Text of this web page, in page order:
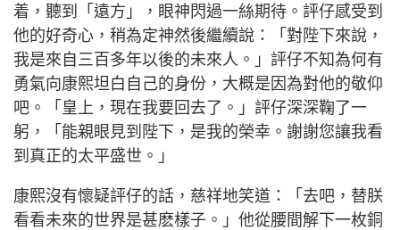
着，聽到「遠方」，眼神閃過一絲期待。評仔感受到
他的好奇心，稍為定神然後繼續說：「對陛下來說，
我是來自三百多年以後的未來人。」評仔不知為何有
勇氣向康熙坦白自己的身份，大概是因為對他的敬仰
吧。「皇上，現在我要回去了。」評仔深深鞠了一
躬，「能親眼見到陛下，是我的榮幸。謝謝您讓我看
到真正的太平盛世。」
康熙沒有懷疑評仔的話，慈祥地笑道：「去吧，替朕
看看未來的世界是甚麽樣子。」他從腰間解下一枚銅